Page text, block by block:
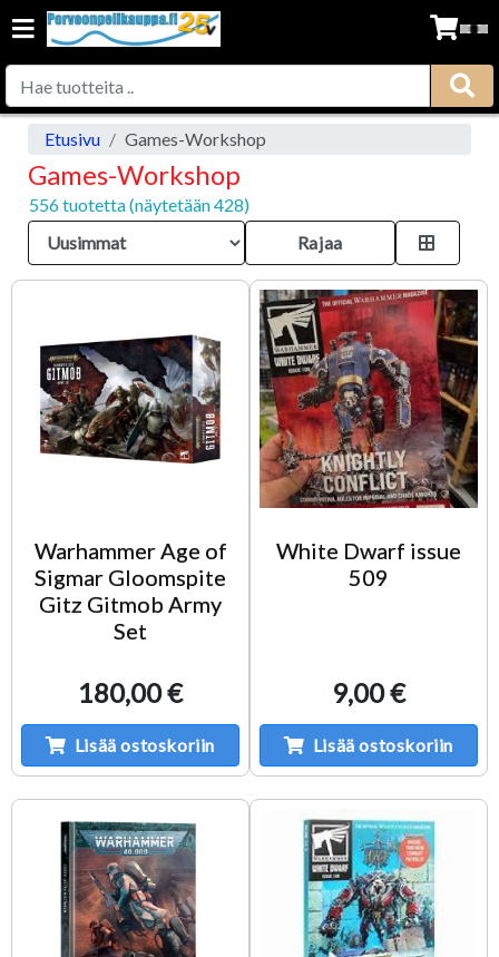
Etusivu Games-Workshop
Games-Workshop
556 tuotetta (näytetään 428)
Rajaa
Warhammer Age of
Sigmar Gloomspite
Gitz Gitmob Army
Set
180,00 €
Lisää ostoskoriin
White Dwarf issue
509
9,00 €
Lisää ostoskoriin